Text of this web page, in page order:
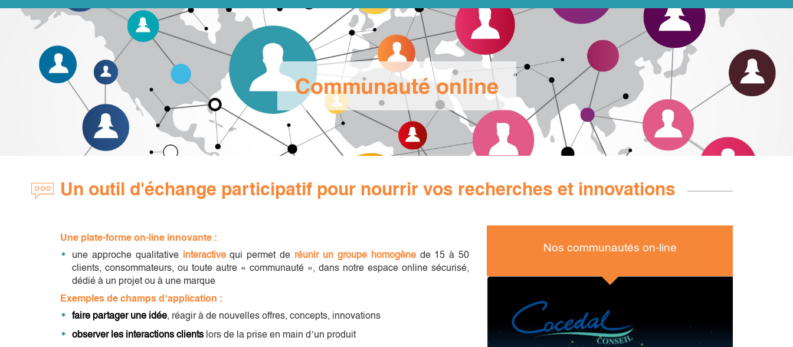
Communauté online
Un outil d'échange participatif pour nourrir vos recherches et innovations
Une plate-forme on-line innovante :
une approche qualitativeinteractive qui permet de réunir un groupe homogènede 15 à 50
clients, consommateurs, ou toute autre « communauté », dans notre espace online sécurisé,
dédié à un projet ou à une marque
Exemples de champs d’application :
faire partager une idée, réagir à de nouvelles offres, concepts, innovations
observer les interactions clients lors de la prise en main d’un produit
Nos communautés on-line